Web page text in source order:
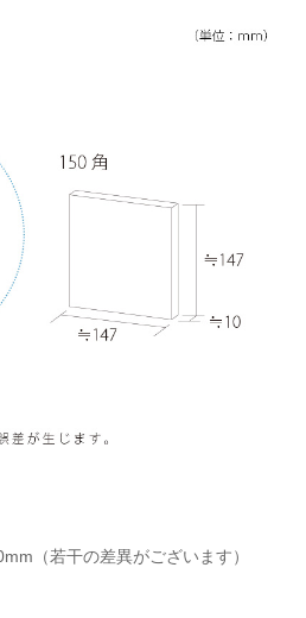
（若干の差異がございます）